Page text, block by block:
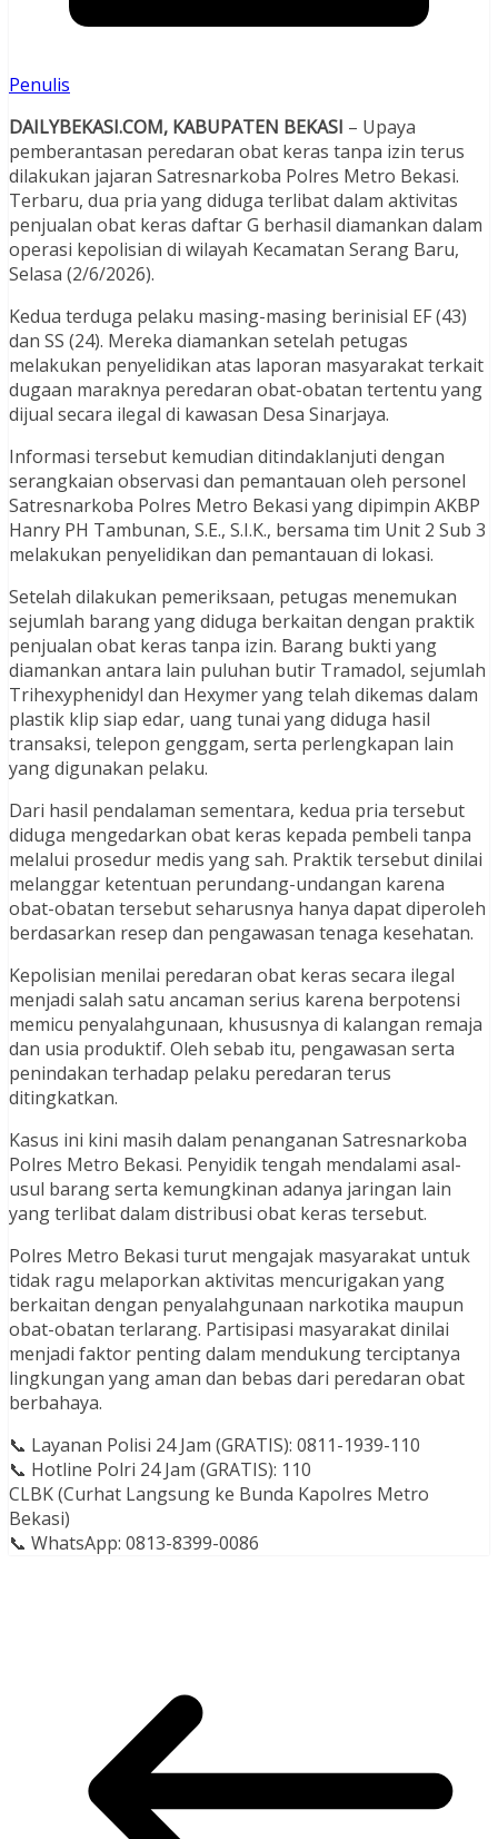
Penulis
DAILYBEKASI.COM, KABUPATEN BEKASI – Upaya
pemberantasan peredaran obat keras tanpa izin terus
dilakukan jajaran Satresnarkoba Polres Metro Bekasi.
Terbaru, dua pria yang diduga terlibat dalam aktivitas
penjualan obat keras daftar G berhasil diamankan dalam
operasi kepolisian di wilayah Kecamatan Serang Baru,
Selasa (2/6/2026).
Kedua terduga pelaku masing-masing berinisial EF (43)
dan SS (24). Mereka diamankan setelah petugas
melakukan penyelidikan atas laporan masyarakat terkait
dugaan maraknya peredaran obat-obatan tertentu yang
dijual secara ilegal di kawasan Desa Sinarjaya.
Informasi tersebut kemudian ditindaklanjuti dengan
serangkaian observasi dan pemantauan oleh personel
Satresnarkoba Polres Metro Bekasi yang dipimpin AKBP
Hanry PH Tambunan, S.E., S.I.K., bersama tim Unit 2 Sub 3
melakukan penyelidikan dan pemantauan di lokasi.
Setelah dilakukan pemeriksaan, petugas menemukan
sejumlah barang yang diduga berkaitan dengan praktik
penjualan obat keras tanpa izin. Barang bukti yang
diamankan antara lain puluhan butir Tramadol, sejumlah
Trihexyphenidyl dan Hexymer yang telah dikemas dalam
plastik klip siap edar, uang tunai yang diduga hasil
transaksi, telepon genggam, serta perlengkapan lain
yang digunakan pelaku.
Dari hasil pendalaman sementara, kedua pria tersebut
diduga mengedarkan obat keras kepada pembeli tanpa
melalui prosedur medis yang sah. Praktik tersebut dinilai
melanggar ketentuan perundang-undangan karena
obat-obatan tersebut seharusnya hanya dapat diperoleh
berdasarkan resep dan pengawasan tenaga kesehatan.
Kepolisian menilai peredaran obat keras secara ilegal
menjadi salah satu ancaman serius karena berpotensi
memicu penyalahgunaan, khususnya di kalangan remaja
dan usia produktif. Oleh sebab itu, pengawasan serta
penindakan terhadap pelaku peredaran terus
ditingkatkan.
Kasus ini kini masih dalam penanganan Satresnarkoba
Polres Metro Bekasi. Penyidik tengah mendalami asal-
usul barang serta kemungkinan adanya jaringan lain
yang terlibat dalam distribusi obat keras tersebut.
Polres Metro Bekasi turut mengajak masyarakat untuk
tidak ragu melaporkan aktivitas mencurigakan yang
berkaitan dengan penyalahgunaan narkotika maupun
obat-obatan terlarang. Partisipasi masyarakat dinilai
menjadi faktor penting dalam mendukung terciptanya
lingkungan yang aman dan bebas dari peredaran obat
berbahaya.
📞 Layanan Polisi 24 Jam (GRATIS): 0811-1939-110
📞 Hotline Polri 24 Jam (GRATIS): 110
CLBK (Curhat Langsung ke Bunda Kapolres Metro
Bekasi)
📞 WhatsApp: 0813-8399-0086